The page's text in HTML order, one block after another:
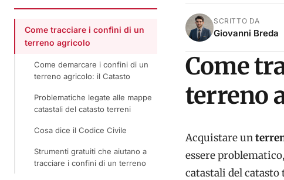
Come tracciare i confini di un
terreno agricolo
Come demarcare i confini di un
terreno agricolo: il Catasto
Problematiche legate alle mappe
catastali del catasto terreni
Cosa dice il Codice Civile
Strumenti gratuiti che aiutano a
tracciare i confini di un terreno
SCRITTO DA
Giovanni Breda
Come
terreno
Acquistare un
essere
catastali del